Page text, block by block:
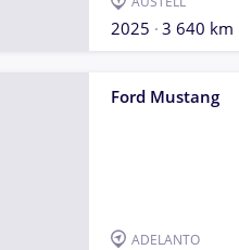
2025 3 640 km
Ford Mustang
ADELANTO